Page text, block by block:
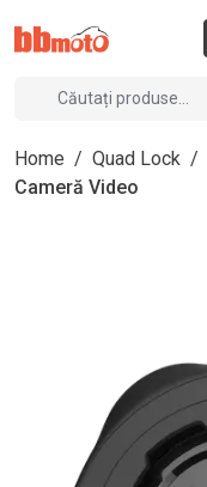
Home / Quad Lock /
Cameră Video